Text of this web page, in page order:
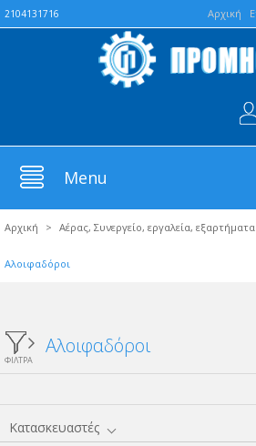
Aρχική
2104131716
Menu
Αρχική > Αέρας, Συνεργείο, εργαλεία, εξαρτήματα
Αλοιφαδόροι
ΦΙΛΤΡΑ
Αλοιφαδόροι
Κατασκευαστές